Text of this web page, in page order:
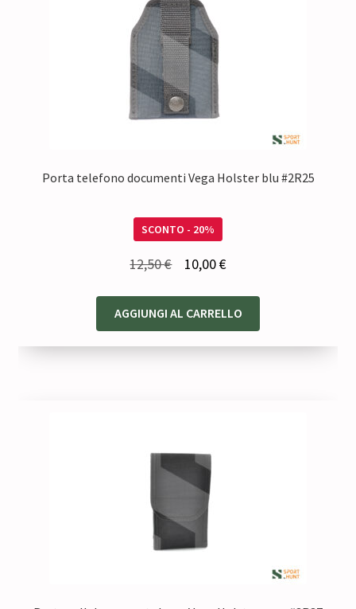
Porta telefono documenti Vega Holster blu #2R25
SCONTO - 20%
12,50€
originale
era:
10,00€Il
attuale
è:
AGGIUNGI AL CARRELLO